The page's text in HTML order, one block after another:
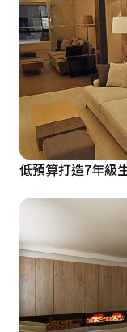
低預算打造7年級